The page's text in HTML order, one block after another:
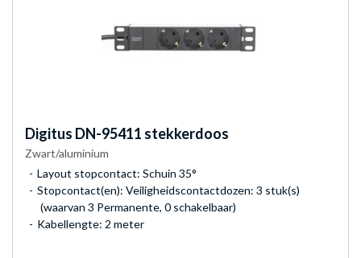
Digitus DN-95411 stekkerdoos
Zwart/aluminium
Layout stopcontact: Schuin 35°
Stopcontact(en): Veiligheidscontactdozen: 3 stuk(s)
(waarvan 3 Permanente, 0 schakelbaar)
Kabellengte: 2 meter